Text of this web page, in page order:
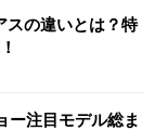
スの違いとは？特
ー注目モデル総ま